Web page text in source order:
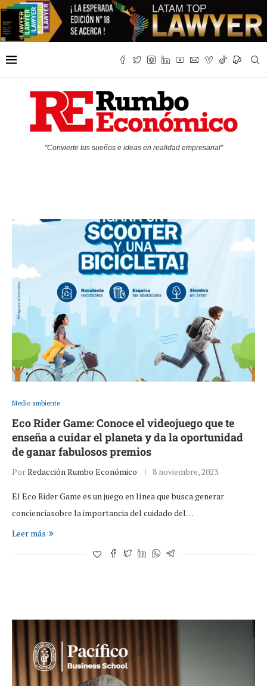
"Convierte tus sueños e ideas en realidad empresarial"
Medio ambiente
Eco Rider Game: Conoce el videojuego que te
enseña a cuidar el planeta y da la oportunidad
de ganar fabulosos premios
PorRedacción Rumbo Económico 8 noviembre, 2023
El Eco Rider Game es un juego en línea que busca generar
concienciasobre la importancia del cuidado del…
Leer más